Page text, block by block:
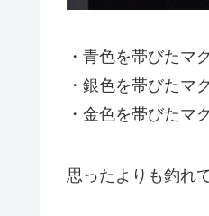
・青色を帯びたマ
・銀色を帯びたマ
・金色を帯びたマ
思ったよりも釣れ